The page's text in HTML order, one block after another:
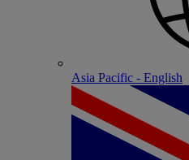
Asia Pacific - English